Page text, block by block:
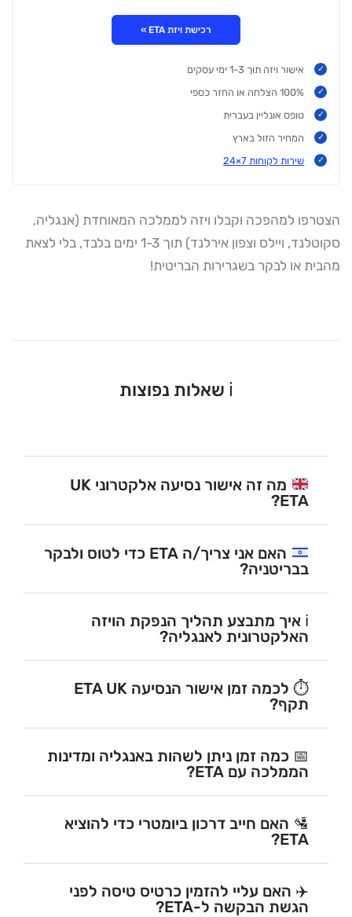
רכישת ויזת ETA »
אישור ויזה תוך 1-3 ימי עסקים
100% הצלחה או החזר כספי
טופס אונליין בעברית
המחיר הזול בארץ
שירות לקוחות 7×24
הצטרפו למהפכה וקבלו ויזה לממלכה המאוחדת (אנגליה,
סקוטלנד, ויילס וצפון אירלנד) תוך 1-3 ימים בלבד, בלי לצאת
מהבית או לבקר בשגרירות הבריטית!
ℹ️ שאלות נפוצות
מה זה אישור נסיעה אלקטרוני UK
ETA?
האם אני צריך/ה ETA כדי לטוס ולבקר
בבריטניה?
ℹ️ איך מתבצע תהליך הנפקת הויזה
האלקטרונית לאנגליה?
⏱️ לכמה זמן אישור הנסיעה ETA UK
תקף?
📅 כמה זמן ניתן לשהות באנגליה ומדינות
הממלכה עם ETA?
🛂 האם חייב דרכון ביומטרי כדי להוציא
ETA?
✈️ האם עליי להזמין כרטיס טיסה לפני
הגשת הבקשה ל-ETA?